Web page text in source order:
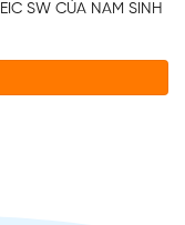
SW CỦA NAM SINH